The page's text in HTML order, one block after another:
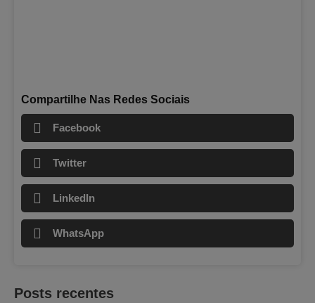
Compartilhe Nas Redes Sociais
Facebook
Twitter
LinkedIn
WhatsApp
Posts recentes